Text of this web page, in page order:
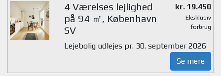
4 Værelses lejlighed
på 94 ㎡, København
SV
kr. 19.450
Eksklusiv
forbrug
Lejebolig udlejes pr. 30. september 2026
Se mere